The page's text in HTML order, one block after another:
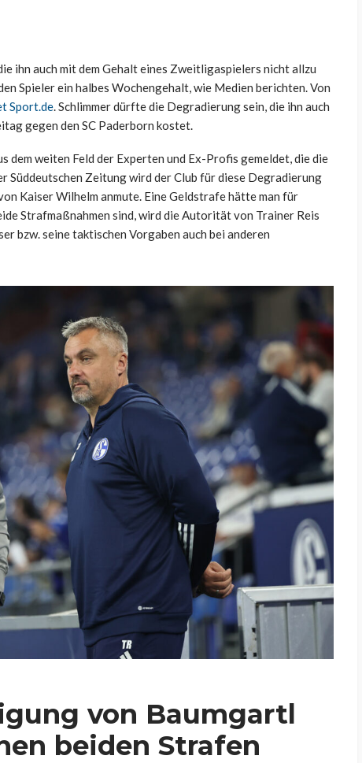
ihn auch mit dem Gehalt eines Zweitligaspielers nicht allzu
Spieler ein halbes Wochengehalt, wie Medien berichten. Von
Sport.de. Schlimmer dürfte die Degradierung sein, die ihn auch
gegen den SC Paderborn kostet.
dem weiten Feld der Experten und Ex-Profis gemeldet, die die
Süddeutschen Zeitung wird der Club für diese Degradierung
Kaiser Wilhelm anmute. Eine Geldstrafe hätte man für
Strafmaßnahmen sind, wird die Autorität von Trainer Reis
bzw. seine taktischen Vorgaben auch bei anderen
von Baumgartl
beiden Strafen